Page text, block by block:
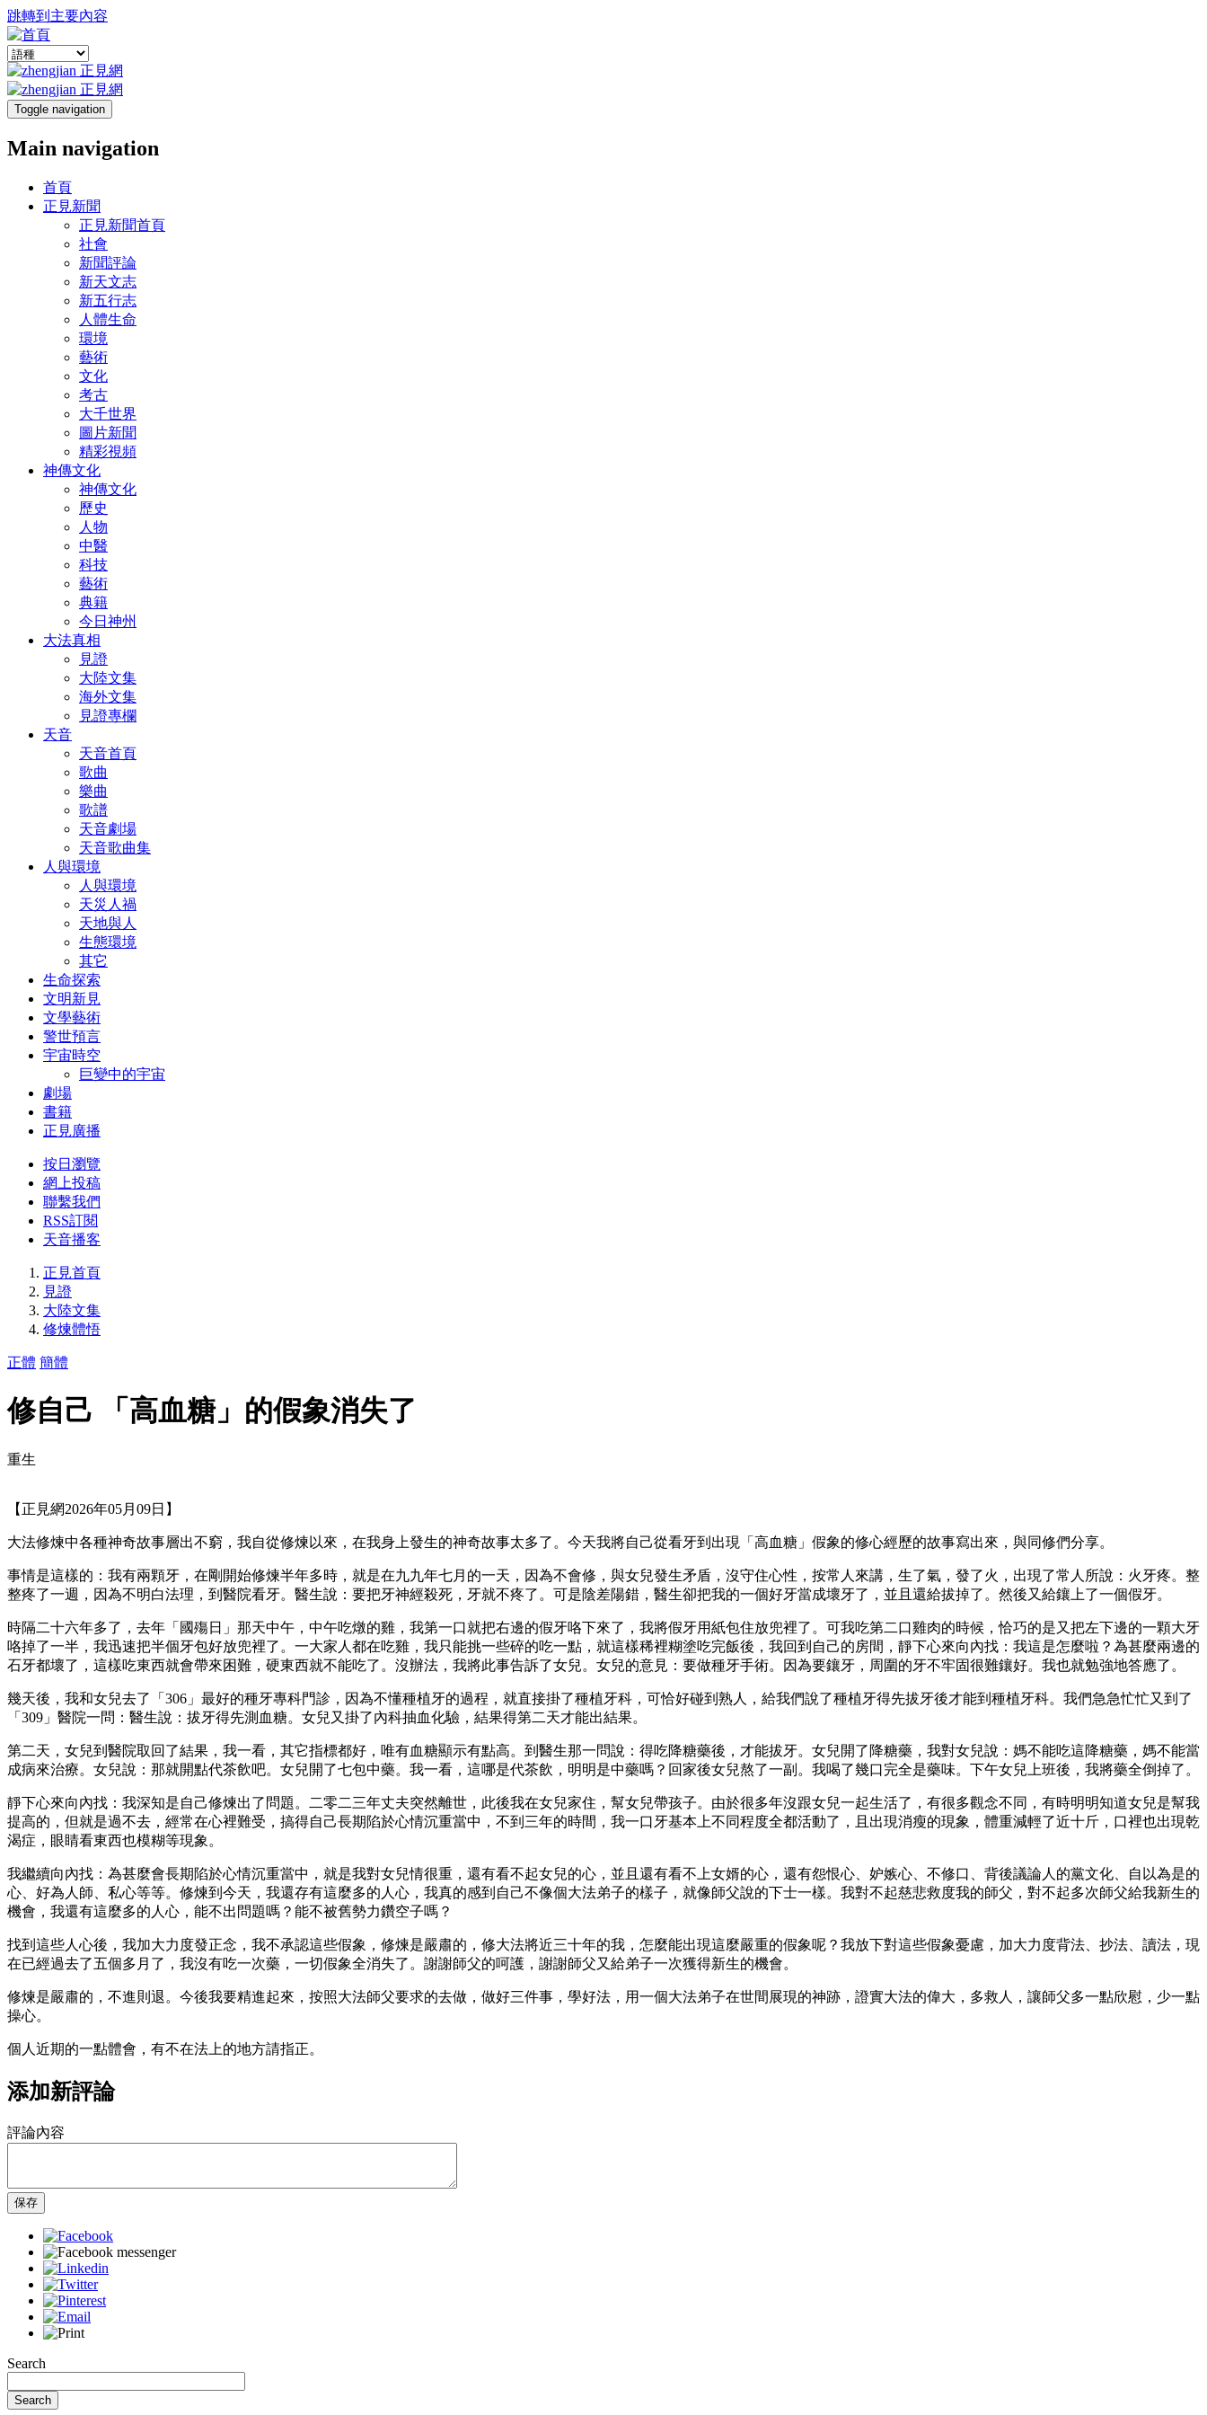
跳轉到主要內容
Toggle navigation
Main navigation
首頁
正見新聞
正見新聞首頁
社會
新聞評論
新天文志
新五行志
人體生命
環境
藝術
文化
考古
大千世界
圖片新聞
精彩視頻
神傳文化
神傳文化
歷史
人物
中醫
科技
藝術
典籍
今日神州
大法真相
見證
大陸文集
海外文集
見證專欄
天音
天音首頁
歌曲
樂曲
歌譜
天音劇場
天音歌曲集
人與環境
人與環境
天災人禍
天地與人
生態環境
其它
生命探索
文明新見
文學藝術
警世預言
宇宙時空
巨變中的宇宙
劇場
書籍
正見廣播
按日瀏覽
網上投稿
聯繫我們
RSS訂閱
天音播客
正見首頁
見證
大陸文集
修煉體悟
正體 簡體
修自己 「高血糖」的假象消失了
重生
【正見網2026年05月09日】
大法修煉中各種神奇故事層出不窮，我自從修煉以來，在我身上發生的神奇故事太多了。今天我將自己從看牙到出現「高血糖」假象的修心經歷的故事寫出來，與同修們分享。
事情是這樣的：我有兩顆牙，在剛開始修煉半年多時，就是在九九年七月的一天，因為不會修，與女兒發生矛盾，沒守住心性，按常人來講，生了氣，發了火，出現了常人所說：火牙疼。整
整疼了一週，因為不明白法理，到醫院看牙。醫生說：要把牙神經殺死，牙就不疼了。可是陰差陽錯，醫生卻把我的一個好牙當成壞牙了，並且還給拔掉了。然後又給鑲上了一個假牙。
時隔二十六年多了，去年「國殤日」那天中午，中午吃燉的雞，我第一口就把右邊的假牙咯下來了，我將假牙用紙包住放兜裡了。可我吃第二口雞肉的時候，恰巧的是又把左下邊的一顆大牙
咯掉了一半，我迅速把半個牙包好放兜裡了。一大家人都在吃雞，我只能挑一些碎的吃一點，就這樣稀裡糊塗吃完飯後，我回到自己的房間，靜下心來向內找：我這是怎麼啦？為甚麼兩邊的
石牙都壞了，這樣吃東西就會帶來困難，硬東西就不能吃了。沒辦法，我將此事告訴了女兒。女兒的意見：要做種牙手術。因為要鑲牙，周圍的牙不牢固很難鑲好。我也就勉強地答應了。
幾天後，我和女兒去了「306」最好的種牙專科門診，因為不懂種植牙的過程，就直接掛了種植牙科，可恰好碰到熟人，給我們說了種植牙得先拔牙後才能到種植牙科。我們急急忙忙又到了
「309」醫院一問：醫生說：拔牙得先測血糖。女兒又掛了內科抽血化驗，結果得第二天才能出結果。
第二天，女兒到醫院取回了結果，我一看，其它指標都好，唯有血糖顯示有點高。到醫生那一問說：得吃降糖藥後，才能拔牙。女兒開了降糖藥，我對女兒說：媽不能吃這降糖藥，媽不能當
成病來治療。女兒說：那就開點代茶飲吧。女兒開了七包中藥。我一看，這哪是代茶飲，明明是中藥嗎？回家後女兒熬了一副。我喝了幾口完全是藥味。下午女兒上班後，我將藥全倒掉了。
靜下心來向內找：我深知是自己修煉出了問題。二零二三年丈夫突然離世，此後我在女兒家住，幫女兒帶孩子。由於很多年沒跟女兒一起生活了，有很多觀念不同，有時明明知道女兒是幫我
提高的，但就是過不去，經常在心裡難受，搞得自己長期陷於心情沉重當中，不到三年的時間，我一口牙基本上不同程度全都活動了，且出現消瘦的現象，體重減輕了近十斤，口裡也出現乾
渴症，眼睛看東西也模糊等現象。
我繼續向內找：為甚麼會長期陷於心情沉重當中，就是我對女兒情很重，還有看不起女兒的心，並且還有看不上女婿的心，還有怨恨心、妒嫉心、不修口、背後議論人的黨文化、自以為是的
心、好為人師、私心等等。修煉到今天，我還存有這麼多的人心，我真的感到自己不像個大法弟子的樣子，就像師父說的下士一樣。我對不起慈悲救度我的師父，對不起多次師父給我新生的
機會，我還有這麼多的人心，能不出問題嗎？能不被舊勢力鑽空子嗎？
找到這些人心後，我加大力度發正念，我不承認這些假象，修煉是嚴肅的，修大法將近三十年的我，怎麼能出現這麼嚴重的假象呢？我放下對這些假象憂慮，加大力度背法、抄法、讀法，現
在已經過去了五個多月了，我沒有吃一次藥，一切假象全消失了。謝謝師父的呵護，謝謝師父又給弟子一次獲得新生的機會。
修煉是嚴肅的，不進則退。今後我要精進起來，按照大法師父要求的去做，做好三件事，學好法，用一個大法弟子在世間展現的神跡，證實大法的偉大，多救人，讓師父多一點欣慰，少一點
操心。
個人近期的一點體會，有不在法上的地方請指正。
添加新評論
評論內容
保存
Search
Search